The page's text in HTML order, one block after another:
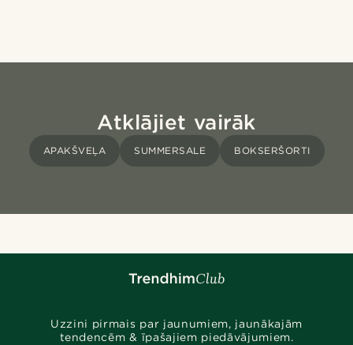
Atklājiet vairāk
APAKŠVEĻA SUMMERSALE BOKSERŠORTI
Uzzini pirmais par jaunumiem, jaunākajām
tendencēm & īpašajiem piedāvājumiem.